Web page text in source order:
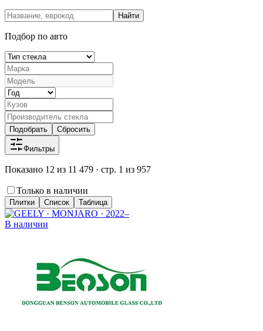
Найти
Подбор по авто
Подобрать Сбросить
Фильтры
Показано 12 из 11 479 · стр. 1 из 957
Только в наличии
Плитки Список Таблица
В наличии